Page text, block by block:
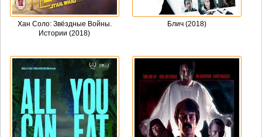
Хан Соло: Звёздные Войны.
Истории (2018)
Блич (2018)